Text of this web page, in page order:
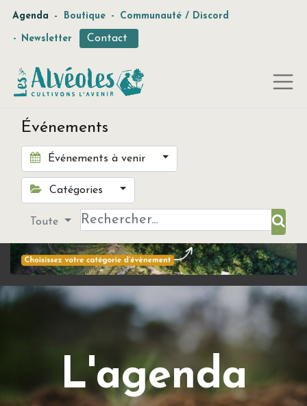
Agenda - Boutique - Communauté / Discord
- Newsletter Contact
Événements
Événements à venir
Catégories
Toute
L'agenda